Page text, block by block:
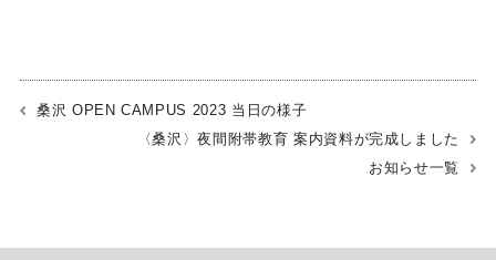
桑沢 OPEN CAMPUS 2023 当日の様子
〈桑沢〉夜間附帯教育 案内資料が完成しました
お知らせ一覧